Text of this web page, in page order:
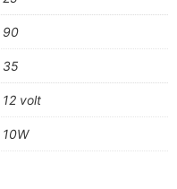
90
35
12 volt
10W